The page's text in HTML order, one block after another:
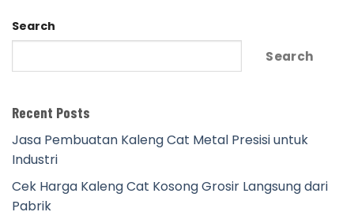
Search
Search
Recent Posts
Jasa Pembuatan Kaleng Cat Metal Presisi untuk
Industri
Cek Harga Kaleng Cat Kosong Grosir Langsung dari
Pabrik